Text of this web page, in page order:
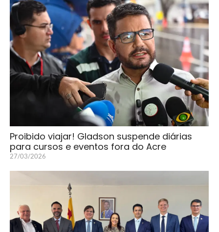
Proibido viajar! Gladson suspende diárias
para cursos e eventos fora do Acre
27/03/2026